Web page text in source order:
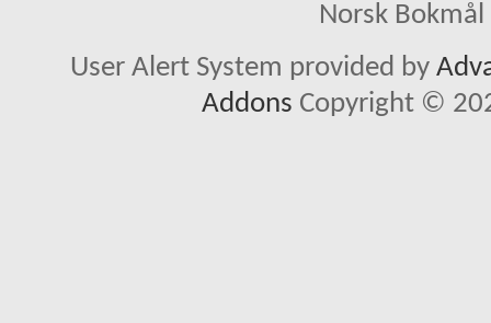
Norsk
User Alert System provided by
Addons Copyright ©